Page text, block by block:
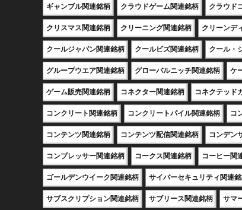
ギャンブル関連銘柄 クラウドゲーム関連銘柄 クラウド
クリスマス関連銘柄 クリーニング関連銘柄 クリーンデ
クールジャパン関連銘柄 クールビズ関連銘柄 クール・
グループウエア関連銘柄 グローバルニッチ関連銘柄 ケ
ゲーム販売関連銘柄 コネクター関連銘柄 コネクテッド
コンクリート関連銘柄 コンクリートパイル関連銘柄 コ
コンテンツ関連銘柄 コンテンツ配信関連銘柄 コンデン
コンプレッサー関連銘柄 コークス関連銘柄 コーヒー関
ゴールデンウイーク関連銘柄 サイバーセキュリティ関連
サブスクリプション関連銘柄 サブリース関連銘柄 サマ